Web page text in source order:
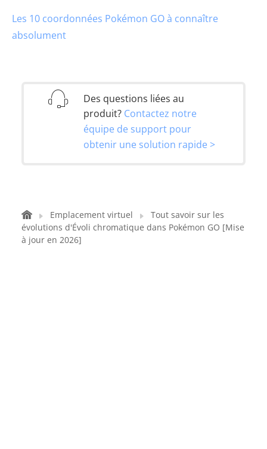
Les 10 coordonnées Pokémon GO à connaître
absolument
Des questions liées au
produit? Contactez notre
équipe de support pour
obtenir une solution rapide >
Emplacement virtuel
Tout savoir sur les
évolutions d'Évoli chromatique dans Pokémon GO [Mise
à jour en 2026]